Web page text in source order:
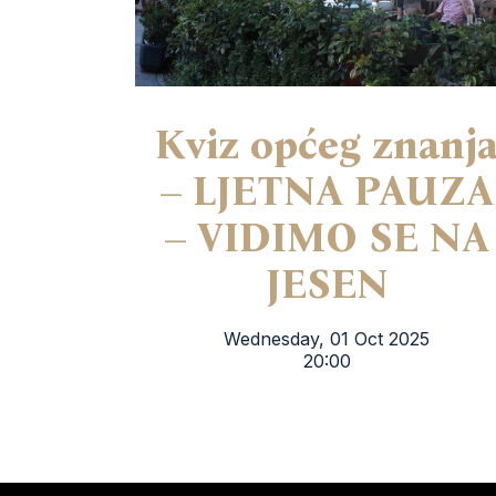
Kviz općeg
– LJETNA PAUZA
– VIDIMO SE NA
JESEN
Wednesday, 01 Oct 2025
20:00